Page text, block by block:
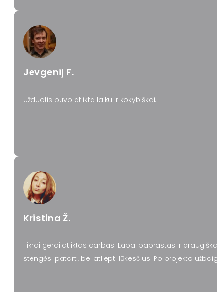
Jevgenij F.
Užduotis buvo atlikta laiku ir kokybiškai.
Kristina Ž.
Tikrai gerai atliktas darbas. Labai paprastas ir
stengėsi patarti, bei atliepti lūkesčius. Po projekto